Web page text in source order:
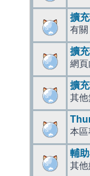
擴
有關
擴
網頁
擴
其他
本區
輔
其他